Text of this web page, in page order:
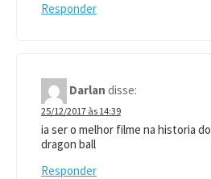
Responder
Darlan disse:
25/12/2017 às 14:39
ia ser o melhor filme na historia do
dragon ball
Responder